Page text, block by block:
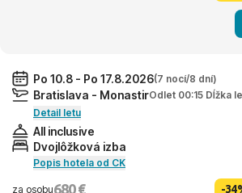
Po 10.8 - Po 17.8.2026(7 nocí/8 dní)
Bratislava - MonastirOdlet 00:15 Dĺžka
Detail letu
All inclusive
Dvojlôžková izba
Popis hotela od CK
za osobu680 € -